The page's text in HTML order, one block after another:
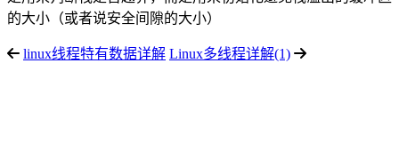
的大小（或者说安全间隙的大小）
linux线程特有数据详解 Linux多线程详解(1)